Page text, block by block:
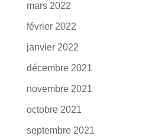
mars 2022
février 2022
janvier 2022
décembre 2021
novembre 2021
octobre 2021
septembre 2021